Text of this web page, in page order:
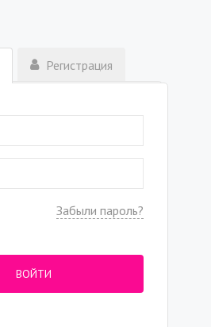
Регистрация
Забыли пароль?
ВОЙТИ